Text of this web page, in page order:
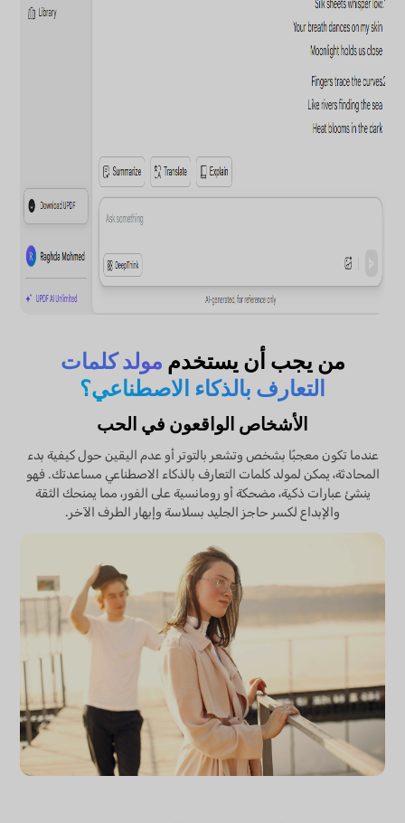
من يجب أن يستخدم مولد كلمات
التعارف بالذكاء الاصطناعي؟
الأشخاص الواقعون في الحب
عندما تكون معجبًا بشخص وتشعر بالتوتر أو عدم اليقين حول كيفية بدء
المحادثة، يمكن لمولد كلمات التعارف بالذكاء الاصطناعي مساعدتك. فهو
ينشئ عبارات ذكية، مضحكة أو رومانسية على الفور، مما يمنحك الثقة
والإبداع لكسر حاجز الجليد بسلاسة وإبهار الطرف الآخر.